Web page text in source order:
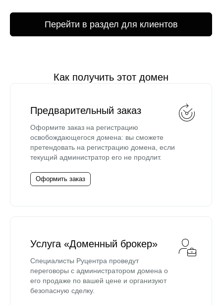
Перейти в раздел для клиентов
Как получить этот домен
Предварительный заказ
Оформите заказ на регистрацию
освобождающегося домена: вы сможете
претендовать на регистрацию домена, если
текущий администратор его не продлит.
Оформить заказ
Услуга «Доменный брокер»
Специалисты Руцентра проведут
переговоры с администратором домена о
его продаже по вашей цене и организуют
безопасную сделку.